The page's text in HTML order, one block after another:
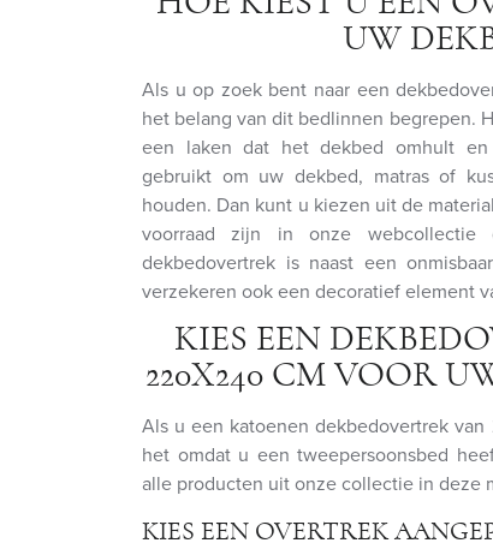
UW
Als u op zoek bent naar een
het belang van dit bedlinnen begrepen.
een laken dat het dekbed omhult
gebruikt om uw dekbed, matras of
houden. Dan kunt u kiezen uit de
voorraad zijn in onze
dekbedovertrek is naast een
verzekeren ook een decoratief element
KIES EEN
220X240 CM VOOR
Als u een katoenen dekbedovertrek
het omdat u een tweepersoonsbed
alle producten uit onze collectie in deze
KIES EEN OVERTREK